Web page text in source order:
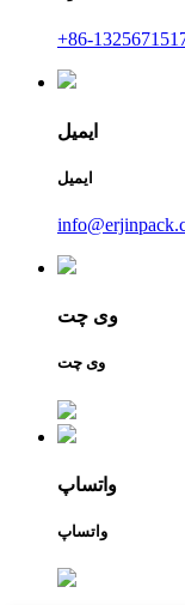
+86-
ایمیل
ایمیل
وی چت
وی چت
واتساپ
واتساپ